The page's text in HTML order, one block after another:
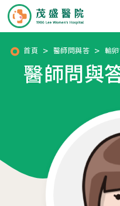
01 關於茂盛
茂盛院長
年度大事紀
醫院環境與
首頁 醫師問與答 輸
醫師問與